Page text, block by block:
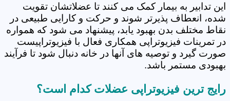
این تدابیر به بیمار کمک می کنند تا عضلاتشان تقویت
شده، انعطاف پذیرتر شوند و حرکت و کارایی طبیعی در
نقاط مختلف بدن بهبود یابد، پیشنهاد می شود که همواره
در تمرینات فیزیوتراپی همکاری فعال با فیزیوتراپیست
صورت گیرد و توصیه های آنها در خانه دنبال شود تا فرآیند
بهبودی مستمر باشد.
رایج ترین فیزیوتراپی عضلات کدام است؟